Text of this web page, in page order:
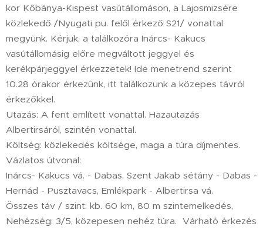
kor Kőbánya-Kispest vasútállomáson, a Lajosmizsére
közlekedő /Nyugati pu. felől érkező S21/ vonattal
megyünk. Kérjük, a találkozóra Inárcs- Kakucs
vasútállomásig előre megváltott jeggyel és
kerékpárjeggyel érkezzetek! Ide menetrend szerint
10.28 órakor érkezünk, itt találkozunk a közepes távról
érkezőkkel.
Utazás: A fent említett vonattal. Hazautazás
Albertirsáról, szintén vonattal.
Költség: közlekedés költsége, maga a túra díjmentes.
Vázlatos útvonal:
Inárcs- Kakucs vá. - Dabas, Szent Jakab sétány - Dabas -
Hernád - Pusztavacs, Emlékpark - Albertirsa vá.
Összes táv / szint: kb. 60 km, 80 m szintemelkedés,
Nehézség: 3/5, közepesen nehéz túra. Várható érkezés